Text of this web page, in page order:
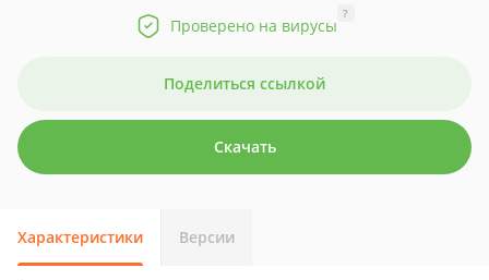
Проверено на вирусы
?
Поделиться ссылкой
Скачать
Характеристики Версии